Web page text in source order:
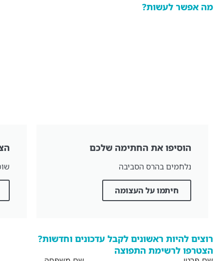
מה אפשר לעשות?
הוסיפו את החתימה שלכם
נלחמים בהרס הסביבה
חיתמו על העצומה
רוצים להיות ראשונים לקבל עדכונים וחדשות?
הצטרפו לרשימת התפוצה